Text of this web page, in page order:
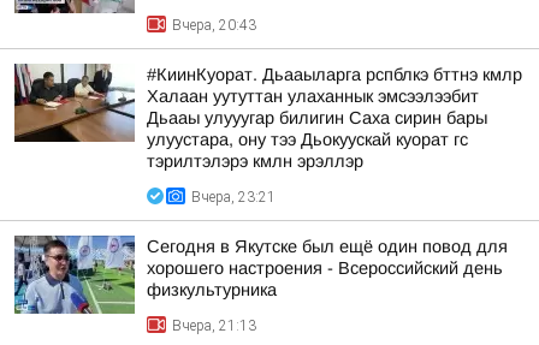
Вчера, 20:43
#КиинКуорат. Дьааыларга рспблкэ бттнэ кмлр
Халаан уутуттан улаханнык эмсээлээбит
Дьааы улууугар билигин Саха сирин бары
улуустара, ону тээ Дьокуускай куорат гс
тэрилтэлэрэ кмлн эрэллэр
Вчера, 23:21
Сегодня в Якутске был ещё один повод для
хорошего настроения - Всероссийский день
физкультурника
Вчера, 21:13